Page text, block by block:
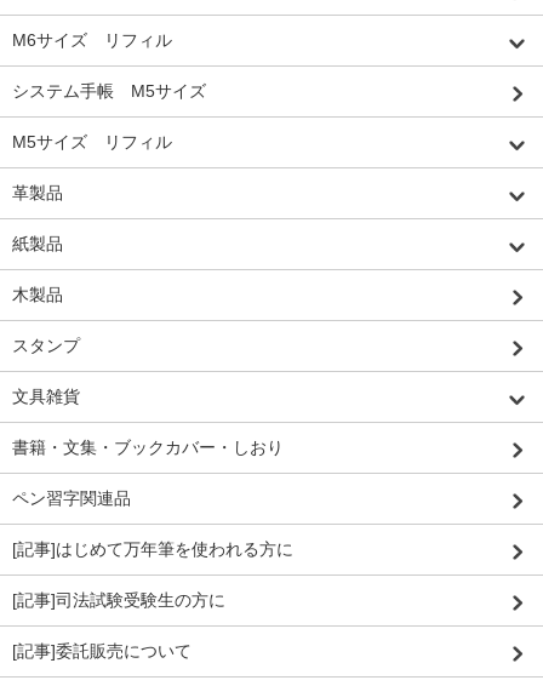
M6サイズ リフィル
システム手帳 M5サイズ
M5サイズ リフィル
革製品
紙製品
木製品
スタンプ
文具雑貨
書籍・文集・ブックカバー・しおり
ペン習字関連品
[記事]はじめて万年筆を使われる方に
[記事]司法試験受験生の方に
[記事]委託販売について